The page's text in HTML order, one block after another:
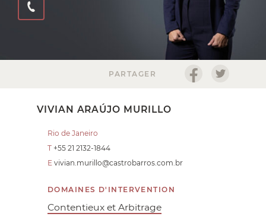
PARTAGER
VIVIAN ARAÚJO MURILLO
Rio de Janeiro
T +55 21 2132-1844
E vivian.murillo@castrobarros.com.br
DOMAINES D'INTERVENTION
Contentieux et Arbitrage